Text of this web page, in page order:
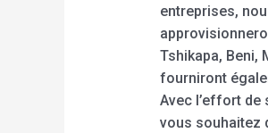
entreprises,
Tshikapa, Beni,
fourniront
Avec l’effort de
vous souhaitez